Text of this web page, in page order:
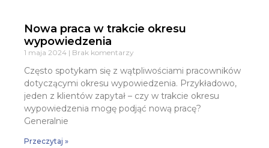
Nowa praca w trakcie okresu
wypowiedzenia
1 maja 2024 Brak komentarzy
Często spotykam się z wątpliwościami pracowników
dotyczącymi okresu wypowiedzenia. Przykładowo,
jeden z klientów zapytał – czy w trakcie okresu
wypowiedzenia mogę podjąć nową pracę?
Generalnie
Przeczytaj »